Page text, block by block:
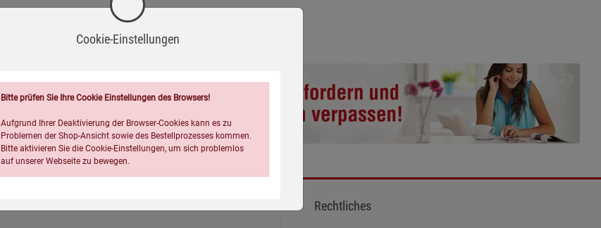
Rechtliches
Cookie-Einstellungen
Bitte prüfen Sie Ihre Cookie Einstellungen des Browsers!
Aufgrund Ihrer Deaktivierung der Browser-Cookies kann es zu
Problemen der Shop-Ansicht sowie des Bestellprozesses kommen.
Bitte aktivieren Sie die Cookie-Einstellungen, um sich problemlos
auf unserer Webseite zu bewegen.